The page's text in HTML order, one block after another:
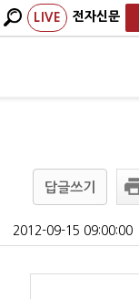
LIVE 전자신문
답글쓰기
2012-09-15 09:00:00